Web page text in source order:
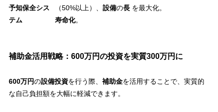
予知保全シス
テム
（50%以上）、 設備の長
寿命化。
を最大化。
補助金活用戦略：600万円の投資を実質300万円に
600万円の設備投資を行う際、 補助金を活用することで、実質的
な自己負担額を大幅に軽減できます。